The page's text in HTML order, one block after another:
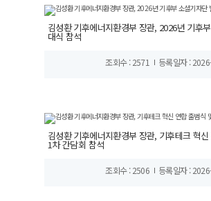
김성환 기후에너지환경부 장관, 2026년 기후
대식 참석
조회수 : 2571 등록일자 :
김성환 기후에너지환경부 장관, 기후테크 혁
1차 간담회 참석
조회수 : 2506 등록일자 :